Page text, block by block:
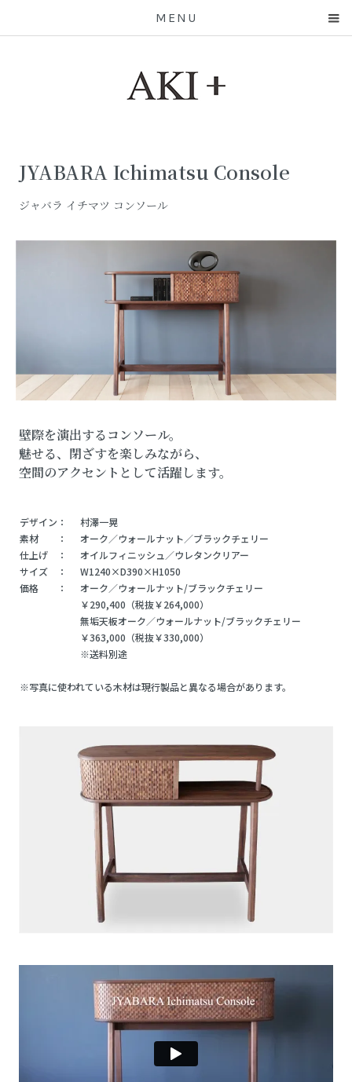
MENU
JYABARA Ichimatsu Console
ジャバラ イチマツ コンソール
壁際を演出するコンソール。
魅せる、閉ざすを楽しみながら、
空間のアクセントとして活躍します。
デザイン：
村澤一晃
素材 ：
オーク／ウォールナット／ブラックチェリー
仕上げ ：
オイルフィニッシュ／ウレタンクリアー
サイズ ：
W1240×D390×H1050
価格 ：
オーク／ウォールナット/ブラックチェリー
￥290,400（税抜￥264,000）
無垢天板オーク／ウォールナット/ブラックチェリー
￥363,000（税抜￥330,000）
※送料別途
※写真に使われている木材は現行製品と異なる場合があります。